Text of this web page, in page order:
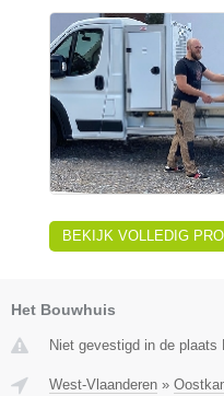
BEKIJK VOLLEDIG
Het Bouwhuis
Niet gevestigd in de plaats
West-Vlaanderen »